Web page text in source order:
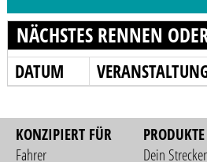
NÄCHSTES RENNEN
DATUM
KONZIPIERT FÜR
Fahrer
PRODUKTE
Dein